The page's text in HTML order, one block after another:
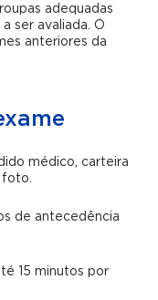
adequadas
ser avaliada. O
anteriores da
médico, carteira
foto.
de antecedência
15 minutos por